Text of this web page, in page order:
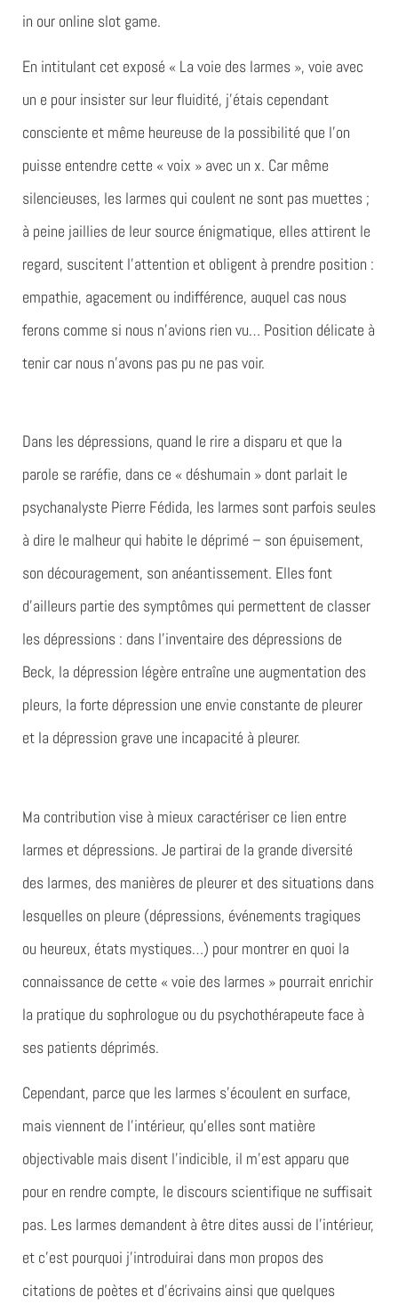
in our online slot game.
En intitulant cet exposé « La voie des larmes », voie avec
un e pour insister sur leur fluidité, j’étais cependant
consciente et même heureuse de la possibilité que l’on
puisse entendre cette « voix » avec un x. Car même
silencieuses, les larmes qui coulent ne sont pas muettes ;
à peine jaillies de leur source énigmatique, elles attirent le
regard, suscitent l’attention et obligent à prendre position :
empathie, agacement ou indifférence, auquel cas nous
ferons comme si nous n’avions rien vu… Position délicate à
tenir car nous n’avons pas pu ne pas voir.
Dans les dépressions, quand le rire a disparu et que la
parole se raréfie, dans ce « déshumain » dont parlait le
psychanalyste Pierre Fédida, les larmes sont parfois seules
à dire le malheur qui habite le déprimé – son épuisement,
son découragement, son anéantissement. Elles font
d’ailleurs partie des symptômes qui permettent de classer
les dépressions : dans l’inventaire des dépressions de
Beck, la dépression légère entraîne une augmentation des
pleurs, la forte dépression une envie constante de pleurer
et la dépression grave une incapacité à pleurer.
Ma contribution vise à mieux caractériser ce lien entre
larmes et dépressions. Je partirai de la grande diversité
des larmes, des manières de pleurer et des situations dans
lesquelles on pleure (dépressions, événements tragiques
ou heureux, états mystiques…) pour montrer en quoi la
connaissance de cette « voie des larmes » pourrait enrichir
la pratique du sophrologue ou du psychothérapeute face à
ses patients déprimés.
Cependant, parce que les larmes s’écoulent en surface,
mais viennent de l’intérieur, qu’elles sont matière
objectivable mais disent l’indicible, il m’est apparu que
pour en rendre compte, le discours scientifique ne suffisait
pas. Les larmes demandent à être dites aussi de l’intérieur,
et c’est pourquoi j’introduirai dans mon propos des
citations de poètes et d’écrivains ainsi que quelques